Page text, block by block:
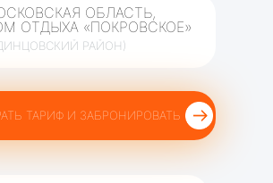
ОБЛАСТЬ,
ОТДЫХА «ПОКРОВСКОЕ»
РАЙОН)
ТАРИФ И ЗАБРОНИРОВАТЬ